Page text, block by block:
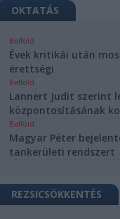
OKTATÁS
Belföld
Évek kritikái után
érettségi
Belföld
Lannert Judit szerint
központosításának
Belföld
Magyar Péter
tankerületi rendszert
REZSICSÖKKENTÉS